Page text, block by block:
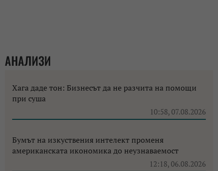
АНАЛИЗИ
Хага даде тон: Бизнесът да не разчита на помощи
при суша
10:58, 07.08.2026
Бумът на изкуствения интелект променя
американската икономика до неузнаваемост
12:18, 06.08.2026